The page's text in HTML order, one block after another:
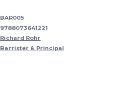
BAR005
9788073641221
Richard Rohr
Barrister & Principal